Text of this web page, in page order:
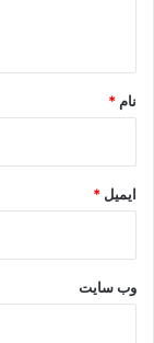
نام *
ایمیل *
وب‌ سایت